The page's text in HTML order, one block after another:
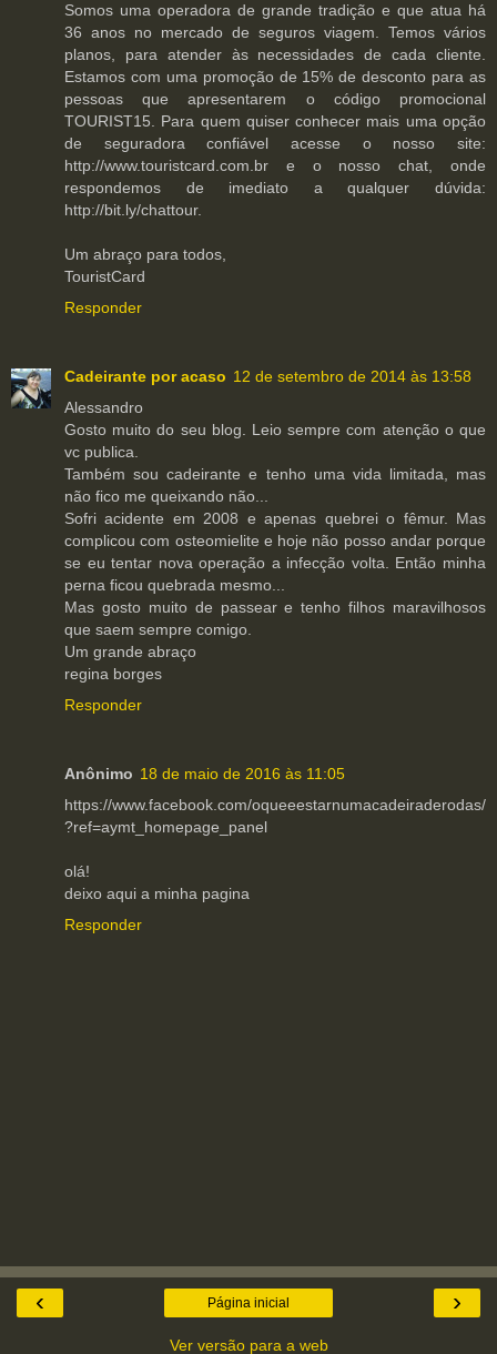
Somos uma operadora de grande tradição e que atua há
36 anos no mercado de seguros viagem. Temos vários
planos, para atender às necessidades de cada cliente.
Estamos com uma promoção de 15% de desconto para as
pessoas que apresentarem o código promocional
TOURIST15. Para quem quiser conhecer mais uma opção
de seguradora confiável acesse o nosso site:
http://www.touristcard.com.br e o nosso chat, onde
respondemos de imediato a qualquer dúvida:
http://bit.ly/chattour.
Um abraço para todos,
TouristCard
Responder
Cadeirante por acaso 12 de setembro de 2014 às 13:58
Alessandro
Gosto muito do seu blog. Leio sempre com atenção o que
vc publica.
Também sou cadeirante e tenho uma vida limitada, mas
não fico me queixando não...
Sofri acidente em 2008 e apenas quebrei o fêmur. Mas
complicou com osteomielite e hoje não posso andar porque
se eu tentar nova operação a infecção volta. Então minha
perna ficou quebrada mesmo...
Mas gosto muito de passear e tenho filhos maravilhosos
que saem sempre comigo.
Um grande abraço
regina borges
Responder
Anônimo 18 de maio de 2016 às 11:05
https://www.facebook.com/oqueeestarnumacadeiraderodas/
?ref=aymt_homepage_panel
olá!
deixo aqui a minha pagina
Responder
‹ ›
Página inicial
Ver versão para a web